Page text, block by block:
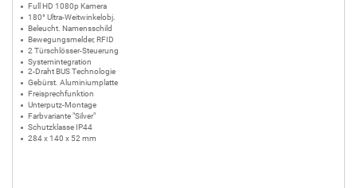
Full HD 1080p Kamera
180° Ultra-Weitwinkelobj.
Beleucht. Namensschild
Bewegungsmelder, RFID
2 Türschlösser-Steuerung
Systemintegration
2-Draht BUS Technologie
Gebürst. Aluminiumplatte
Freisprechfunktion
Unterputz-Montage
Farbvariante "Silver"
Schutzklasse IP44
284 x 140 x 52 mm